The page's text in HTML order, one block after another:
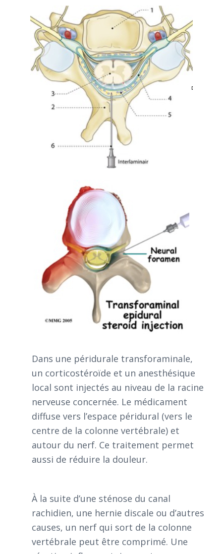
Dans une péridurale transforaminale,
un corticostéroïde et un anesthésique
local sont injectés au niveau de la racine
nerveuse concernée. Le médicament
diffuse vers l’espace péridural (vers le
centre de la colonne vertébrale) et
autour du nerf. Ce traitement permet
aussi de réduire la douleur.
À la suite d’une sténose du canal
rachidien, une hernie discale ou d’autres
causes, un nerf qui sort de la colonne
vertébrale peut être comprimé. Une